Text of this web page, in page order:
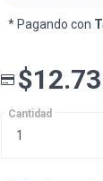
* Pagando con
Cantidad